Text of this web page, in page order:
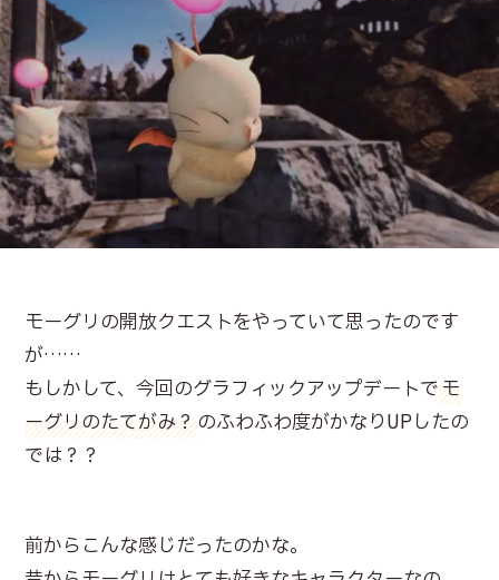
モーグリの開放クエストをやっていて思ったのです
が……
もしかして、今回のグラフィックアップデートでモ
ーグリのたてがみ？のふわふわ度がかなりUPしたの
では？？
前からこんな感じだったのかな。